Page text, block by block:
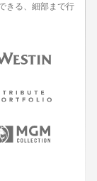
きる、細部まで行